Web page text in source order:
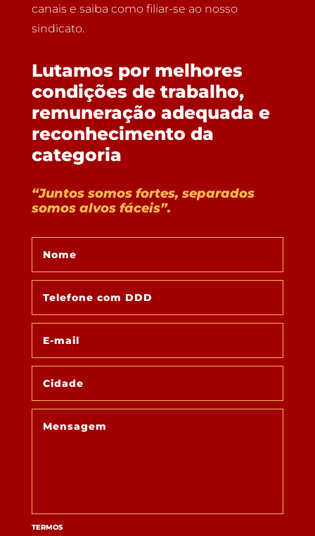
canais e saiba como filiar-se ao nosso
sindicato.
Lutamos por melhores
condições de trabalho,
remuneração adequada e
reconhecimento da
categoria
“Juntos somos fortes, separados
somos alvos fáceis”.
TERMOS